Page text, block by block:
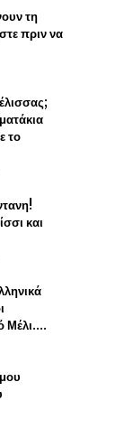
τη
πριν να
το
και
Μέλι....